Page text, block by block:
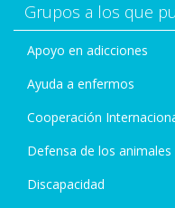
Grupos a los que
Apoyo en adicciones
Ayuda a enfermos
Cooperación
Defensa de los animales
Discapacidad